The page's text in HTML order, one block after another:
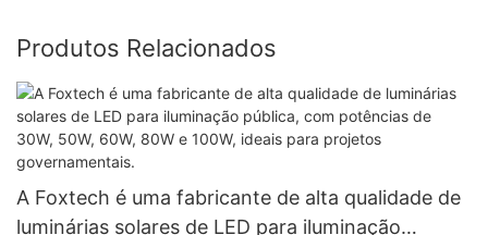
Produtos Relacionados
A Foxtech é uma fabricante de alta qualidade de
luminárias solares de LED para iluminação